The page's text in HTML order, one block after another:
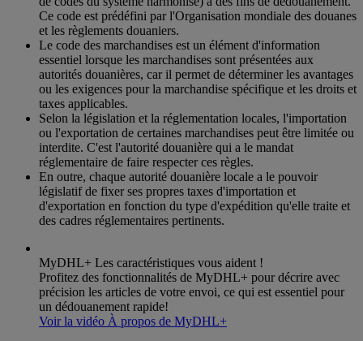
Ce code est prédéfini par l'Organisation mondiale des douanes
et les règlements douaniers.
Le code des marchandises est un élément d'information
essentiel lorsque les marchandises sont présentées aux
autorités douanières, car il permet de déterminer les avantages
ou les exigences pour la marchandise spécifique et les droits et
taxes applicables.
Selon la législation et la réglementation locales, l'importation
ou l'exportation de certaines marchandises peut être limitée ou
interdite. C'est l'autorité douanière qui a le mandat
réglementaire de faire respecter ces règles.
En outre, chaque autorité douanière locale a le pouvoir
législatif de fixer ses propres taxes d'importation et
d'exportation en fonction du type d'expédition qu'elle traite et
des cadres réglementaires pertinents.
MyDHL+ Les caractéristiques vous aident !
Profitez des fonctionnalités de MyDHL+ pour décrire avec
précision les articles de votre envoi, ce qui est essentiel pour
un dédouanement rapide!
Voir la vidéo À propos de MyDHL+